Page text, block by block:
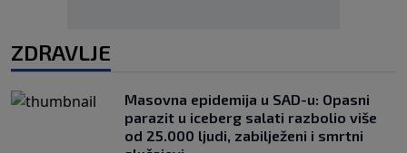
ZDRAVLJE
Masovna epidemija u SAD-u: Opasni
parazit u iceberg salati razbolio više
od 25.000 ljudi, zabilježeni i smrtni